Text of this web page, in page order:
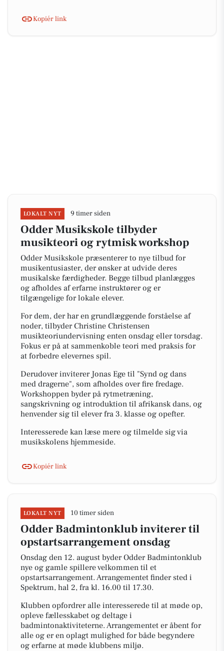
Kopiér link
LOKALT NYT 9 timer siden
Odder Musikskole tilbyder
musikteori og rytmisk workshop
Odder Musikskole præsenterer to nye tilbud for
musikentusiaster, der ønsker at udvide deres
musikalske færdigheder. Begge tilbud planlægges
og afholdes af erfarne instruktører og er
tilgængelige for lokale elever.
For dem, der har en grundlæggende forståelse af
noder, tilbyder Christine Christensen
musikteoriundervisning enten onsdag eller torsdag.
Fokus er på at sammenkoble teori med praksis for
at forbedre elevernes spil.
Derudover inviterer Jonas Ege til "Synd og dans
med dragerne", som afholdes over fire fredage.
Workshoppen byder på rytmetræning,
sangskrivning og introduktion til afrikansk dans, og
henvender sig til elever fra 3. klasse og opefter.
Interesserede kan læse mere og tilmelde sig via
musikskolens hjemmeside.
Kopiér link
LOKALT NYT 10 timer siden
Odder Badmintonklub inviterer til
opstartsarrangement onsdag
Onsdag den 12. august byder Odder Badmintonklub
nye og gamle spillere velkommen til et
opstartsarrangement. Arrangementet finder sted i
Spektrum, hal 2, fra kl. 16.00 til 17.30.
Klubben opfordrer alle interesserede til at møde op,
opleve fællesskabet og deltage i
badmintonaktiviteterne. Arrangementet er åbent for
alle og er en oplagt mulighed for både begyndere
og erfarne at møde klubbens miljø.